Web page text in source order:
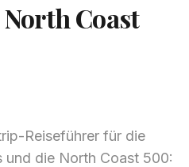
Coast
Reiseführer für die
und die North Coast 500: